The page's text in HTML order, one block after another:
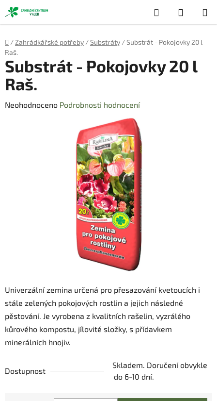
Přejít
na
obsah
Hledat
KOŠÍK
Domů
/ Zahrádkářské potřeby /Substráty /Substrát - Pokojovky 20 l
Raš.
Univerzální zemina určená pro přesazování kvetoucích i
stále zelených pokojových rostlin a jejich následné
pěstování. Je vyrobena z kvalitních rašelin, vyzrálého
kůrového kompostu, jílovité složky, s přídavkem
minerálních hnojiv.
Dostupnost
Skladem. Doručení obvykle
do 6-10 dní.
Substrát - Pokojovky 20 l
Raš.
Průměrné
Neohodnoceno Podrobnosti hodnocení